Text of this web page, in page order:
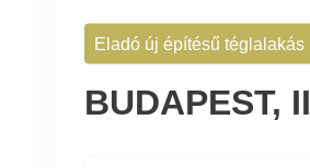
Eladó új építésű téglalakás
BUDAPEST,